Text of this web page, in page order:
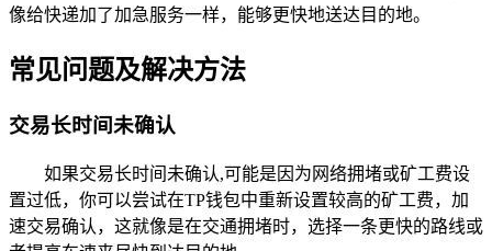
像给快递加了加急服务一样，能够更快地送达目的地。
常见问题及解决方法
交易长时间未确认
如果交易长时间未确认,可能是因为网络拥堵或矿工费设
置过低，你可以尝试在TP钱包中重新设置较高的矿工费，加
速交易确认，这就像是在交通拥堵时，选择一条更快的路线或